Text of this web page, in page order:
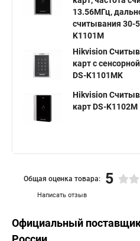
13.56МГц,
считывания 30-
K1101M
Hikvision
карт с
DS-K1101MK
Hikvision
карт DS-K1102M
Написать отзыв
Общая оценка товара: 5
Официальный